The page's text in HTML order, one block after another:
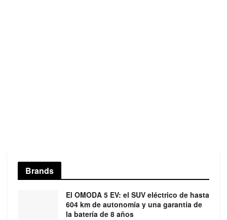
Brands
El OMODA 5 EV: el SUV eléctrico de hasta
604 km de autonomía y una garantía de
la batería de 8 años